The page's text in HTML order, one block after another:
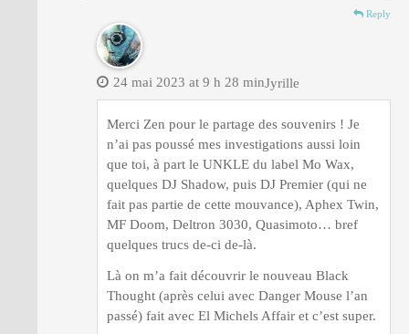
Reply
Jyrille
24 mai 2023 at 9 h 28 min
Merci Zen pour le partage des souvenirs ! Je
n’ai pas poussé mes investigations aussi loin
que toi, à part le UNKLE du label Mo Wax,
quelques DJ Shadow, puis DJ Premier (qui ne
fait pas partie de cette mouvance), Aphex Twin,
MF Doom, Deltron 3030, Quasimoto… bref
quelques trucs de-ci de-là.
Là on m’a fait découvrir le nouveau Black
Thought (après celui avec Danger Mouse l’an
passé) fait avec El Michels Affair et c’est super.